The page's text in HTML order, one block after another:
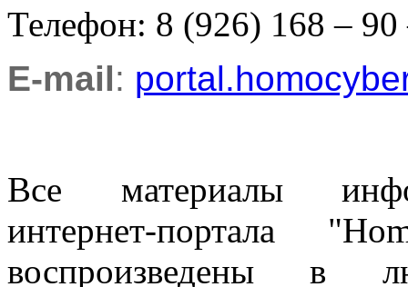
Телефон: 8 (926) 168 – 90
E-mail:
Все материалы
интернет-портала
воспроизведены в